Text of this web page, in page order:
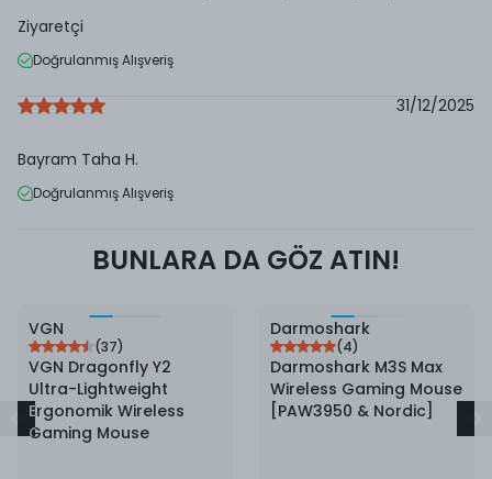
Ziyaretçi
Doğrulanmış Alışveriş
Bayram Taha H.
Doğrulanmış Alışveriş
31/12/2025
BUNLARA DA GÖZ ATIN!
VGN
(37)
VGN Dragonfly Y2
Ultra-Lightweight
Ergonomik Wireless
Gaming Mouse
Darmoshark
(4)
Darmoshark M3S Max
Wireless Gaming Mouse
[PAW3950 & Nordic]